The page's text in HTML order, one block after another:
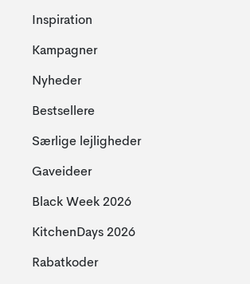
Inspiration
Kampagner
Nyheder
Bestsellere
Særlige lejligheder
Gaveideer
Black Week 2026
KitchenDays 2026
Rabatkoder